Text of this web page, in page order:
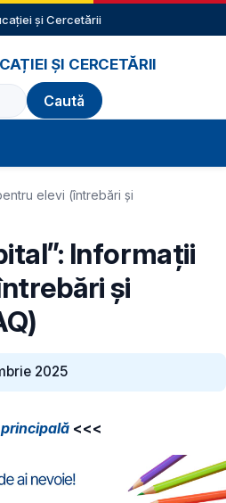
și Cercetării
ȘI CERCETĂRII
elevi (întrebări și
Informații
și
2025
<<<